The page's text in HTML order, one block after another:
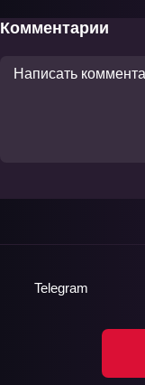
Комментарии
Telegram